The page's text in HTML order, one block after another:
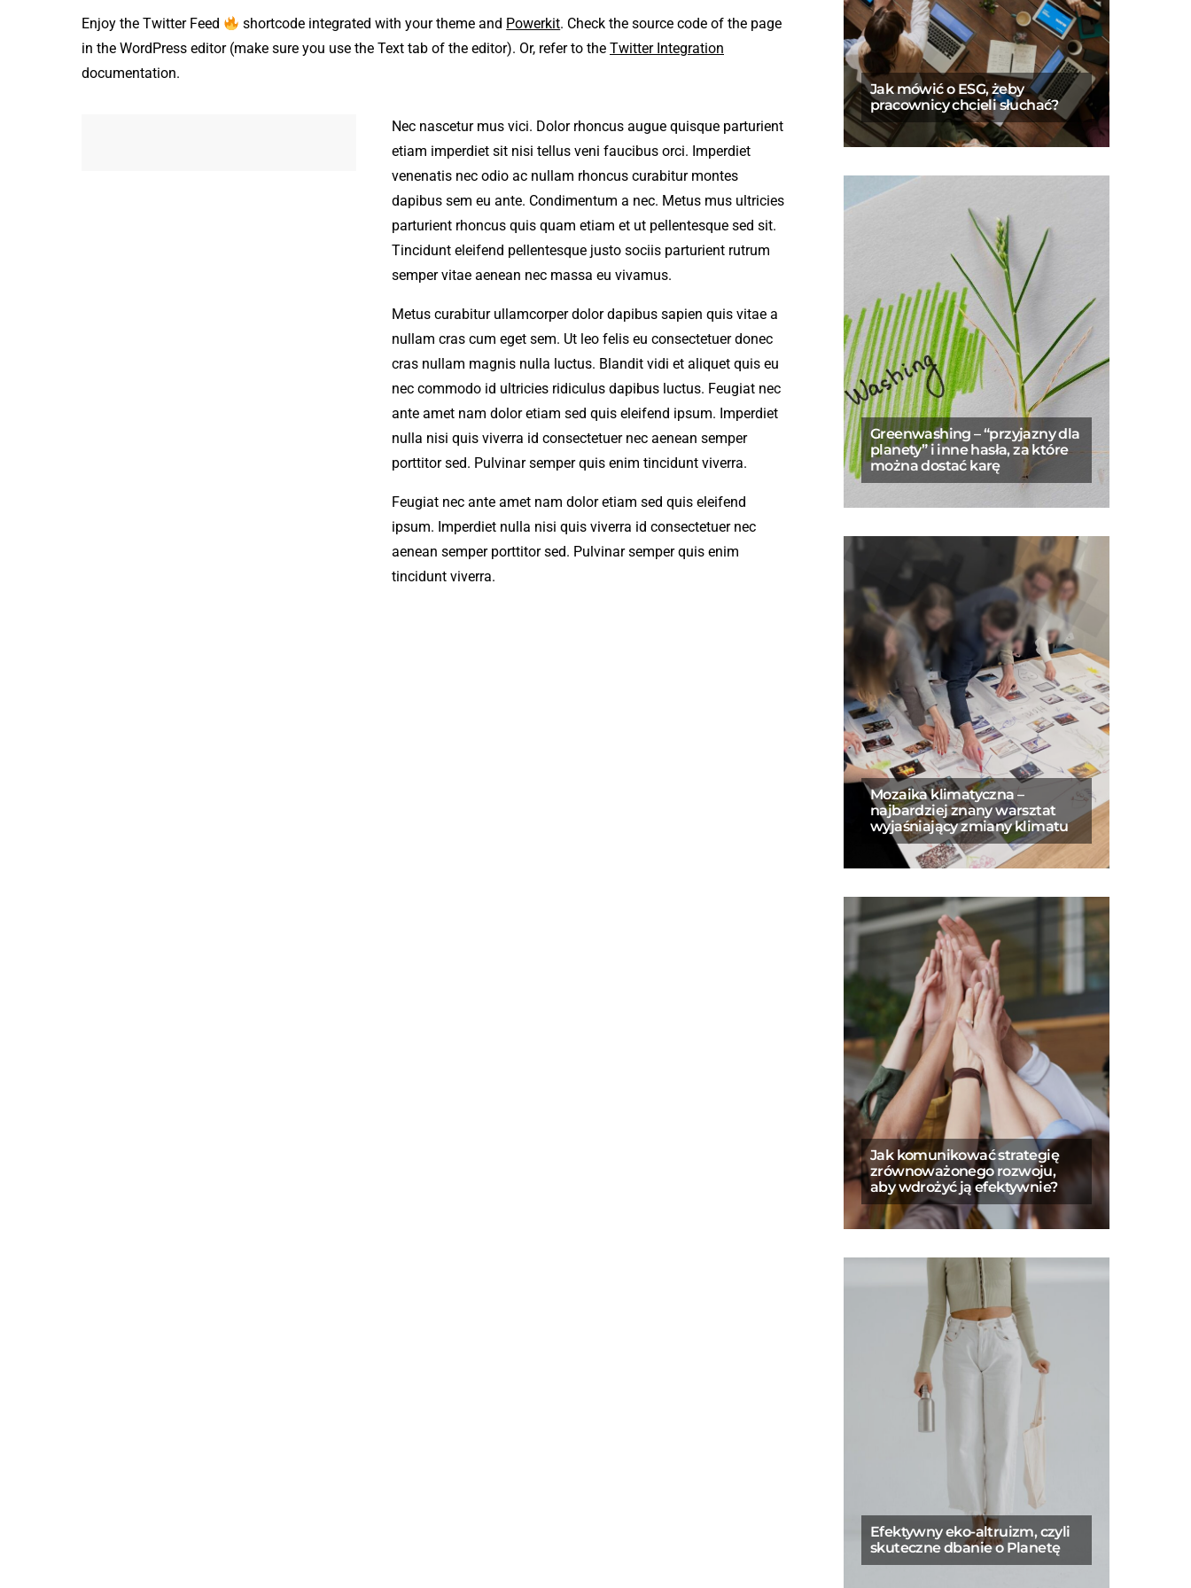
Enjoy the Twitter Feed shortcode integrated with your theme and Powerkit. Check the source code of the page
in the WordPress editor (make sure you use the Text tab of the editor). Or, refer to the Twitter Integration
documentation.
Nec nascetur mus vici. Dolor rhoncus augue quisque parturient
etiam imperdiet sit nisi tellus veni faucibus orci. Imperdiet
venenatis nec odio ac nullam rhoncus curabitur montes
dapibus sem eu ante. Condimentum a nec. Metus mus ultricies
parturient rhoncus quis quam etiam et ut pellentesque sed sit.
Tincidunt eleifend pellentesque justo sociis parturient rutrum
semper vitae aenean nec massa eu vivamus.
Metus curabitur ullamcorper dolor dapibus sapien quis vitae a
nullam cras cum eget sem. Ut leo felis eu consectetuer donec
cras nullam magnis nulla luctus. Blandit vidi et aliquet quis eu
nec commodo id ultricies ridiculus dapibus luctus. Feugiat nec
ante amet nam dolor etiam sed quis eleifend ipsum. Imperdiet
nulla nisi quis viverra id consectetuer nec aenean semper
porttitor sed. Pulvinar semper quis enim tincidunt viverra.
Feugiat nec ante amet nam dolor etiam sed quis eleifend
ipsum. Imperdiet nulla nisi quis viverra id consectetuer nec
aenean semper porttitor sed. Pulvinar semper quis enim
tincidunt viverra.
Jak mówić o ESG, żeby
pracownicy chcieli słuchać?
Greenwashing – “przyjazny dla
planety” i inne hasła, za które
można dostać karę
Mozaika klimatyczna –
najbardziej znany warsztat
wyjaśniający zmiany klimatu
Jak komunikować strategię
zrównoważonego rozwoju,
aby wdrożyć ją efektywnie?
Efektywny eko-altruizm, czyli
skuteczne dbanie o Planetę